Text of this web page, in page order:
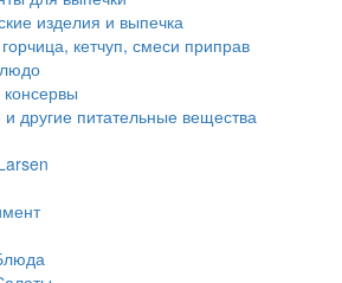
изделия и выпечка
кетчуп, смеси приправ
другие питательные вещества